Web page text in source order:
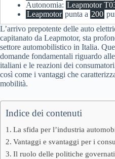
Autonomia: Leapmotor
Leapmotor punta a 200
L’arrivo prepotente delle auto
capitanato da Leapmotor, sta
settore automobilistico in Italia.
domande fondamentali riguardo
italiani e le reazioni dei
così come i vantaggi che
mobilità.
Indice dei contenuti
La sfida per l’industria
Vantaggi e svantaggi per i
Il ruolo delle politiche